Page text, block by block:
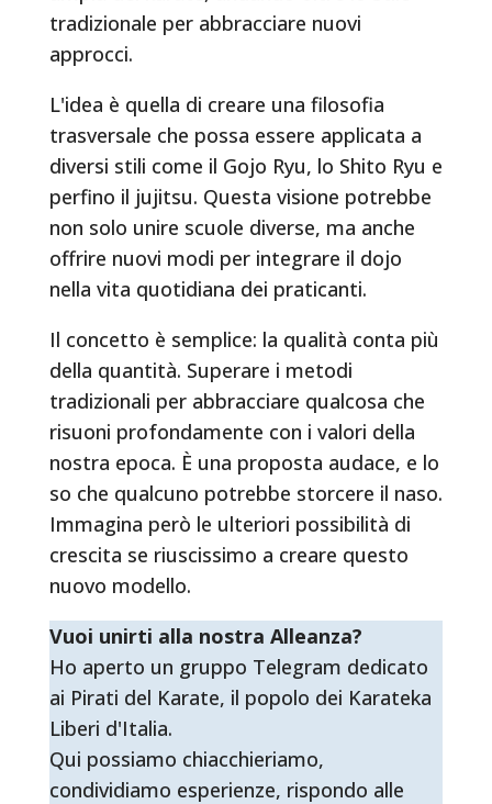
tradizionale per abbracciare nuovi
approcci.
L'idea è quella di creare una filosofia
trasversale che possa essere applicata a
diversi stili come il Gojo Ryu, lo Shito Ryu e
perfino il jujitsu. Questa visione potrebbe
non solo unire scuole diverse, ma anche
offrire nuovi modi per integrare il dojo
nella vita quotidiana dei praticanti.
Il concetto è semplice: la qualità conta più
della quantità. Superare i metodi
tradizionali per abbracciare qualcosa che
risuoni profondamente con i valori della
nostra epoca. È una proposta audace, e lo
so che qualcuno potrebbe storcere il naso.
Immagina però le ulteriori possibilità di
crescita se riuscissimo a creare questo
nuovo modello.
Vuoi unirti alla nostra Alleanza?
Ho aperto un gruppo Telegram dedicato
ai Pirati del Karate, il popolo dei Karateka
Liberi d'Italia.
Qui possiamo chiacchieriamo,
condividiamo esperienze, rispondo alle